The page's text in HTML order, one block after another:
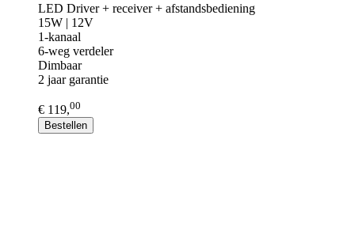
LED Driver + receiver + afstandsbediening
15W | 12V
1-kanaal
6-weg verdeler
Dimbaar
2 jaar garantie
€ 119,00
Bestellen